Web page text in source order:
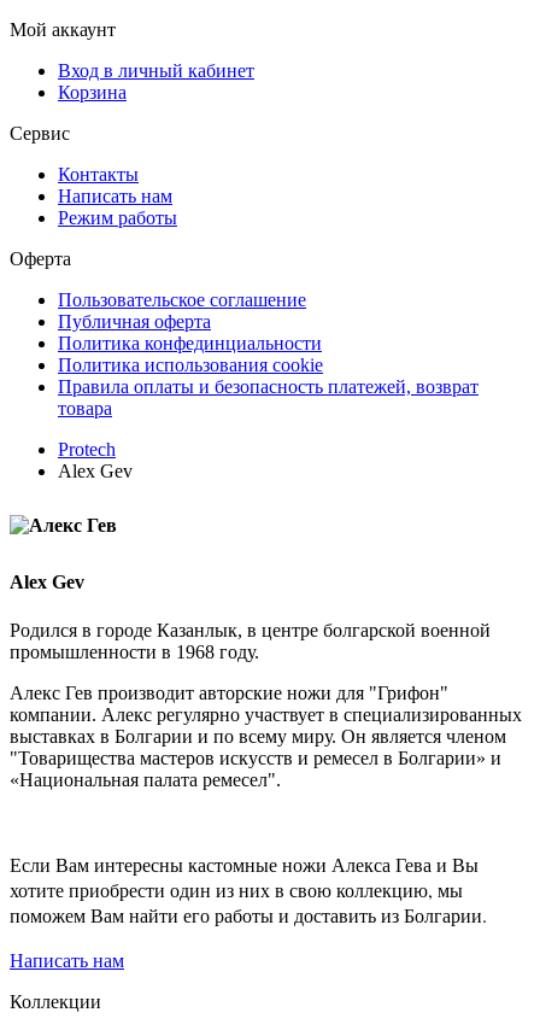
Мой аккаунт
Вход в личный кабинет
Корзина
Сервис
Контакты
Написать нам
Режим работы
Оферта
Пользовательское соглашение
Публичная оферта
Политика конфединциальности
Политика использования cookie
Правила оплаты и безопасность платежей, возврат
товара
Protech
Alex Gev
Alex Gev
Родился в городе Казанлык, в центре болгарской военной
промышленности в 1968 году.
Алекс Гев производит авторские ножи для "Грифон"
компании. Алекс регулярно участвует в специализированных
выставках в Болгарии и по всему миру. Он является членом
"Товарищества мастеров искусств и ремесел в Болгарии» и
«Национальная палата ремесел".
Если Вам интересны кастомные ножи Алекса Гева и Вы
хотите приобрести один из них в свою коллекцию, мы
поможем Вам найти его работы и доставить из Болгарии.
Написать нам
Коллекции